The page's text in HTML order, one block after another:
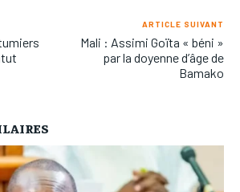
ARTICLE SUIVANT
Mali : Assimi Goïta « béni »
par la doyenne d’âge de
Bamako